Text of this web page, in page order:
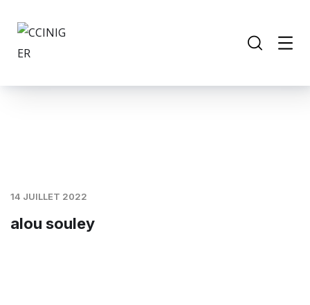
14 JUILLET 2022
alou souley